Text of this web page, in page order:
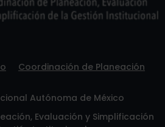
Coordinación de Planeación
Autónoma de México
Evaluación y Simplificación